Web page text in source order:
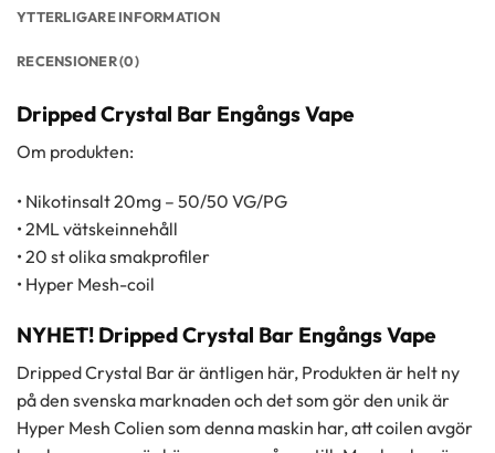
YTTERLIGARE INFORMATION
RECENSIONER (0)
Dripped Crystal Bar Engångs Vape
Om produkten:
• Nikotinsalt 20mg – 50/50 VG/PG
• 2ML vätskeinnehåll
• 20 st olika smakprofiler
• Hyper Mesh-coil
NYHET! Dripped Crystal Bar Engångs Vape
Dripped Crystal Bar är äntligen här, Produkten är helt ny
på den svenska marknaden och det som gör den unik är
Hyper Mesh Colien som denna maskin har, att coilen avgör